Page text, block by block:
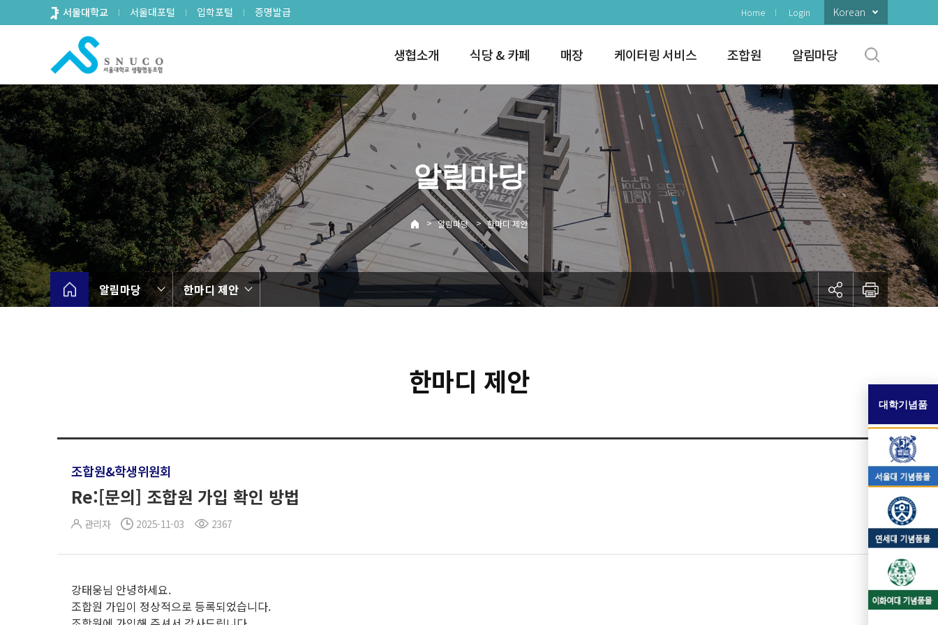
로
뉴
서울대학교 서울대포털 입학포털 증명발급 Home Login Korean
생협소개 식당 & 카페 매장 케이터링 서비스 조합원 알림마당
알림마당
> 알림마당 > 한마디 제안
알림마당 한마디 제안
한마디 제안
조합원&학생위원회
Re:[문의] 조합원 가입 확인 방법
관리자 2025-11-03 2367
강태웅님 안녕하세요.
조합원 가입이 정상적으로 등록되었습니다.
대학기념품